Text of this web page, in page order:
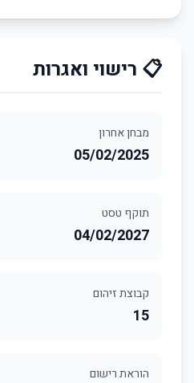
📋 רישוי ואגרות
מבחן אחרון
05/02/2025
תוקף טסט
04/02/2027
קבוצת זיהום
15
הוראת רישום